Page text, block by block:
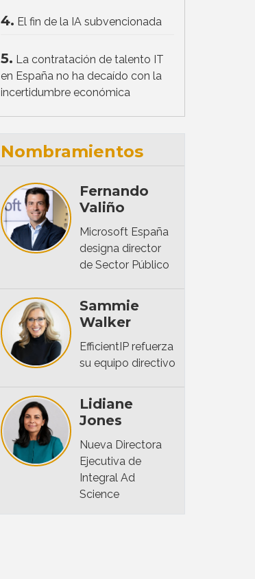
4. El fin de la IA subvencionada
5. La contratación de talento IT
en España no ha decaído con la
incertidumbre económica
Nombramientos
Fernando
Valiño
Microsoft España
designa director
de Sector Público
Sammie
Walker
EfficientIP refuerza
su equipo directivo
Lidiane
Jones
Nueva Directora
Ejecutiva de
Integral Ad
Science